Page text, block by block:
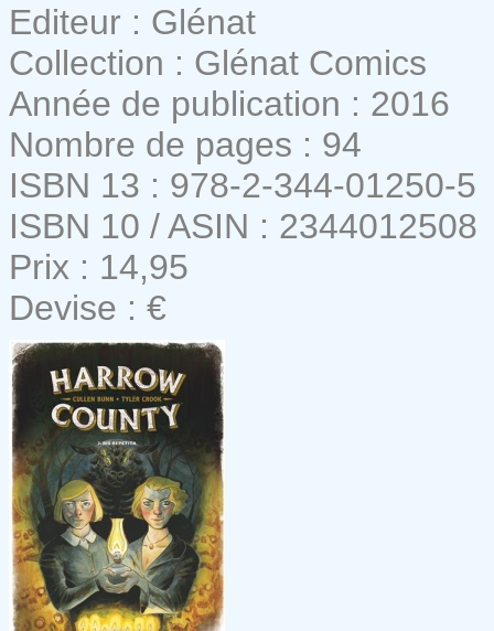
Editeur : Glénat
Collection : Glénat Comics
Année de publication : 2016
Nombre de pages : 94
ISBN 13 : 978-2-344-01250-5
ISBN 10 / ASIN : 2344012508
Prix : 14,95
Devise : €